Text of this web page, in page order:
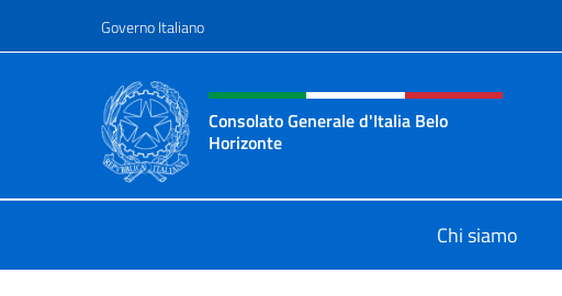
Governo Italiano
Intestazione sito, social e menù
Consolato Generale d'Italia Belo
Horizonte
Chi siamo